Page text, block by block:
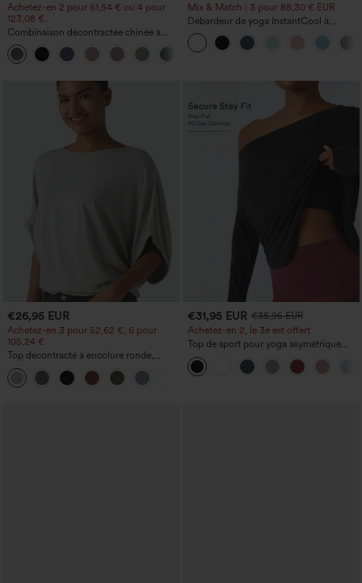
Achetez-en 2 pour 61,54 € ou 4 pour
123,08 €.
Combinaison décontractée chinée à
bretelles réglables, fronces et jambes
larges, avec poches — facile comme
tout
Mix & Match : 3 pour 88,30 € EUR
Débardeur de yoga InstantCool à
encolure en U et ourlet arrondi –
UPF50+
€26,95 EUR
Achetez-en 3 pour 52,62 €, 6 pour
105,24 €
Top décontracté à encolure ronde,
manches chauve-souris et coupe ample
+1
€31,95 EUR €35,95 EUR
Achetez-en 2, le 3e est offert
Top de sport pour yoga asymétrique
(une épaule) à manches longues avec
ouverture pour le pouce, ourlet arrondi
haut-bas, séchage rapide, soutien-gorge